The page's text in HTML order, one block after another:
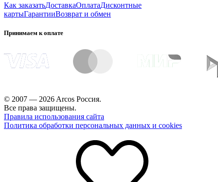
Как заказатьДоставкаОплатаДисконтные
картыГарантииВозврат и обмен
Принимаем к оплате
© 2007 — 2026 Arcos Россия.
Все права защищены.
Правила использования сайта
Политика обработки персональных данных и cookies